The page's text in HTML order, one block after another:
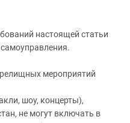
настоящей статьи
мероприятий
шоу, концерты),
не могут включать в